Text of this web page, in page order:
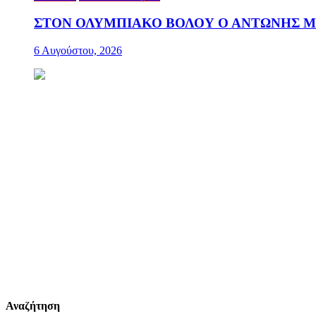
ΣΤΟΝ ΟΛΥΜΠΙΑΚΟ ΒΟΛΟΥ Ο ΑΝΤΩΝΗΣ
6 Αυγούστου, 2026
Αναζήτηση